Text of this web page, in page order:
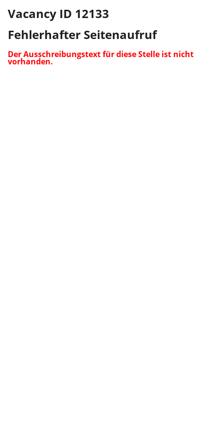
Vacancy ID 12133
Fehlerhafter Seitenaufruf
Der Ausschreibungstext für diese Stelle ist nicht
vorhanden.